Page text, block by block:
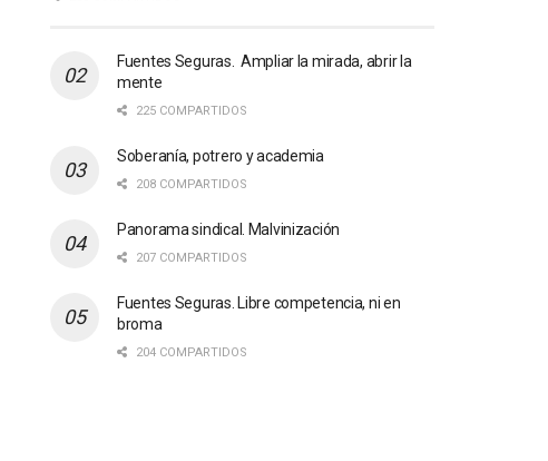
Fuentes Seguras. Ampliar la mirada, abrir la
mente
225 COMPARTIDOS
Soberanía, potrero y academia
208 COMPARTIDOS
Panorama sindical. Malvinización
207 COMPARTIDOS
Fuentes Seguras. Libre competencia, ni en
broma
204 COMPARTIDOS